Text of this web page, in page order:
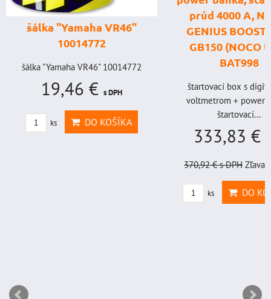
šálka "Yamaha VR46"
10014772
šálka "Yamaha VR46" 10014772
19,46 € s DPH
ks DO KOŠÍKA
prúd 4000 A,
GENIUS BOOST
GB150 (NOCO
BAT998
štartovací box s
voltmetrom + power
štartovací...
333,83 €
370,92 €s DPH Zľava
ks DO